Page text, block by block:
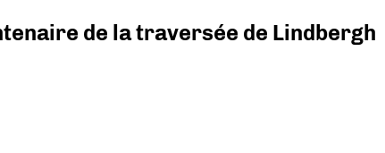
de la traversée de Lindbergh